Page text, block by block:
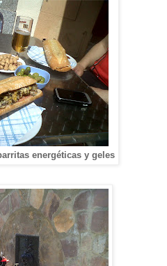
energéticas y geles